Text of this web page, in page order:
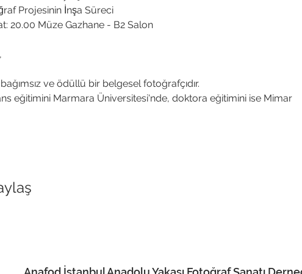
Projesinin İnşa Süreci
20.00 Müze Gazhane - B2 Salon
ve ödüllü bir belgesel fotoğrafçıdır.
eğitimini Marmara Üniversitesi'nde, doktora eğitimini ise Mimar